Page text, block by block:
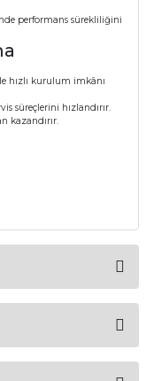
performans sürekliliğini
hızlı kurulum imkânı
süreçlerini hızlandırır.
kazandırır.